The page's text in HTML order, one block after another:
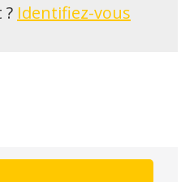
Identifiez-vous